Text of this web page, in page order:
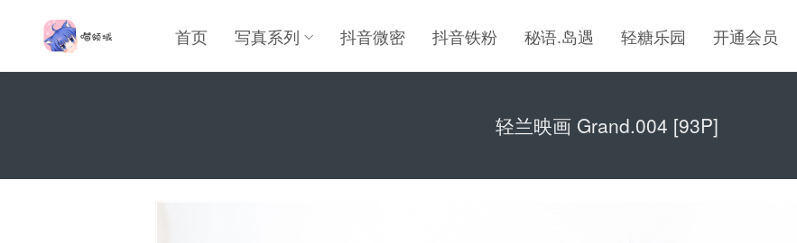
首页 写真系列 抖音微密 抖音铁粉 秘语.岛遇 轻糖乐园 开通会员
轻兰映画 Grand.004 [93P]